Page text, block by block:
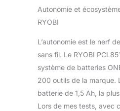
Autonomie et
RYOBI
L’autonomie est le nerf
sans fil. Le RYOBI
système de batteries
200 outils de la marque.
batterie de 1,5 Ah, la
Lors de mes tests, avec